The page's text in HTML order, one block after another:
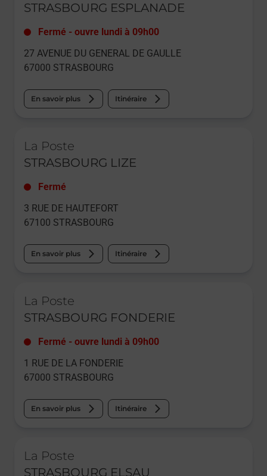
STRASBOURG ESPLANADE
Fermé - ouvre lundi à 09h00
27 AVENUE DU GENERAL DE GAULLE
67000 STRASBOURG
En savoir plus Itinéraire
La Poste
STRASBOURG LIZE
Fermé
3 RUE DE HAUTEFORT
67100 STRASBOURG
En savoir plus Itinéraire
La Poste
STRASBOURG FONDERIE
Fermé - ouvre lundi à 09h00
1 RUE DE LA FONDERIE
67000 STRASBOURG
En savoir plus Itinéraire
La Poste
STRASBOURG ELSAU